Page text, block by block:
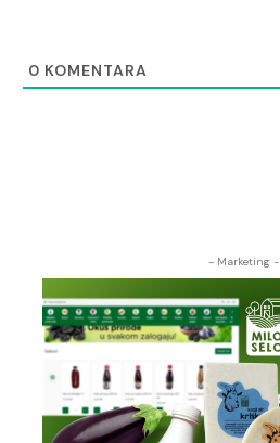
0 KOMENTARA
- Marketing -